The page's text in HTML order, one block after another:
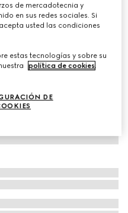
de mercadotecnia y
en sus redes sociales. Si
usted las condiciones
estas tecnologías y sobre su
política de cookies
DE